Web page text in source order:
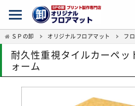
ＳＰの卸 オリジナルフロアマット フ
耐久性重視タイルカーペッ
ォーム